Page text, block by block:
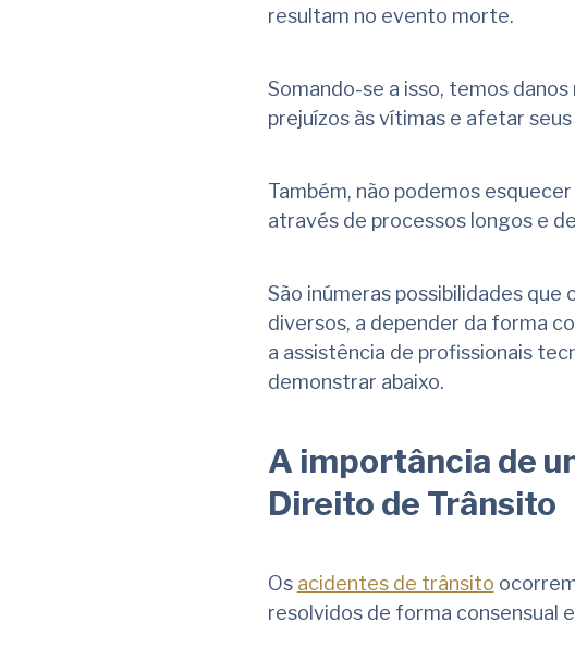
resultam no evento morte.
Somando-se a isso, temos
prejuízos às vítimas e afetar
Também, não podemos
através de processos longos e
São inúmeras possibilidades que
diversos, a depender da forma
a assistência de profissionais
demonstrar abaixo.
A importância de
Direito de Trânsito
Os acidentes de trânsito
resolvidos de forma consensual